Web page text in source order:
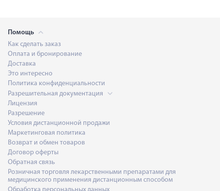
Помощь
Как сделать заказ
Оплата и бронирование
Доставка
Это интересно
Политика конфиденциальности
Разрешительная документация
Лицензия
Разрешение
Условия дистанционной продажи
Маркетинговая политика
Возврат и обмен товаров
Договор оферты
Обратная связь
Розничная торговля лекарственными препаратами для
медицинского применения дистанционным способом